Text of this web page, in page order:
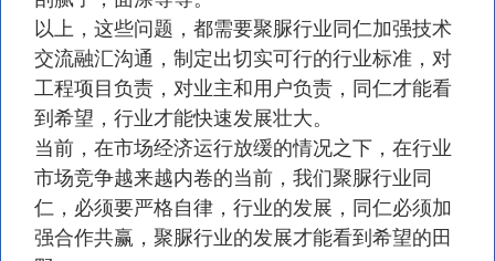
以上，这些问题，都需要聚脲行业同仁加强技术
交流融汇沟通，制定出切实可行的行业标准，对
工程项目负责，对业主和用户负责，同仁才能看
到希望，行业才能快速发展壮大。
当前，在市场经济运行放缓的情况之下，在行业
市场竞争越来越内卷的当前，我们聚脲行业同
仁，必须要严格自律，行业的发展，同仁必须加
强合作共赢，聚脲行业的发展才能看到希望的田